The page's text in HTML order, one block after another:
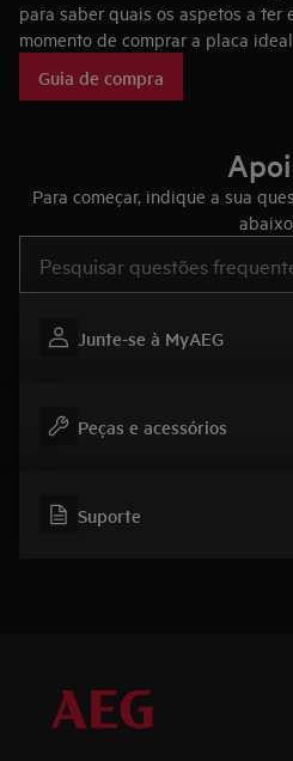
para saber quais os aspetos a ter
momento de comprar a placa
Guia de compra
Para começar, indique a sua
Junte-se à MyAEG
Peças e acessórios
Suporte